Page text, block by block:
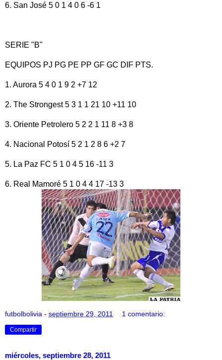
6. San José 5 0 1 4 0 6 -6 1
SERIE "B"
EQUIPOS PJ PG PE PP GF GC DIF PTS.
1. Aurora 5 4 0 1 9 2 +7 12
2. The Strongest 5 3 1 1 21 10 +11 10
3. Oriente Petrolero 5 2 2 1 11 8 +3 8
4. Nacional Potosí 5 2 1 2 8 6 +2 7
5. La Paz FC 5 1 0 4 5 16 -11 3
6. Real Mamoré 5 1 0 4 4 17 -13 3
futbolbolivia - septiembre 29, 2011 1 comentario:
Compartir
miércoles, septiembre 28, 2011